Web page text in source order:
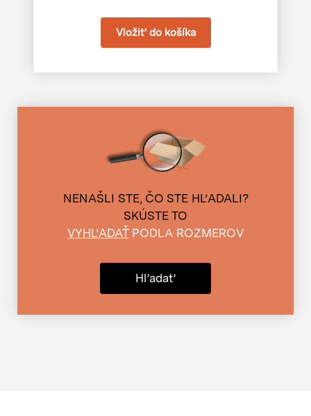
NENAŠLI STE, ČO STE HĽADALI?
SKÚSTE TO
VYHĽADAŤPODLA ROZMEROV
Hľadať